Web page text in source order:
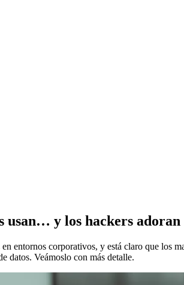
usan… y los hackers adoran
entornos corporativos, y está claro que los
datos. Veámoslo con más detalle.